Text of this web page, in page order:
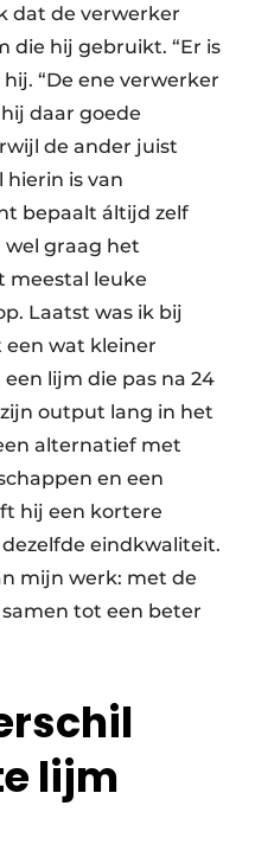
dat de verwerker
die hij gebruikt. “Er is
“De ene verwerker
daar goede
de ander juist
hierin is van
bepaalt áltijd zelf
graag het
meestal leuke
Laatst was ik bij
wat kleiner
lijm die pas na 24
output lang in het
alternatief met
en een
hij een kortere
eindkwaliteit.
mijn werk: met de
tot een beter
lijm